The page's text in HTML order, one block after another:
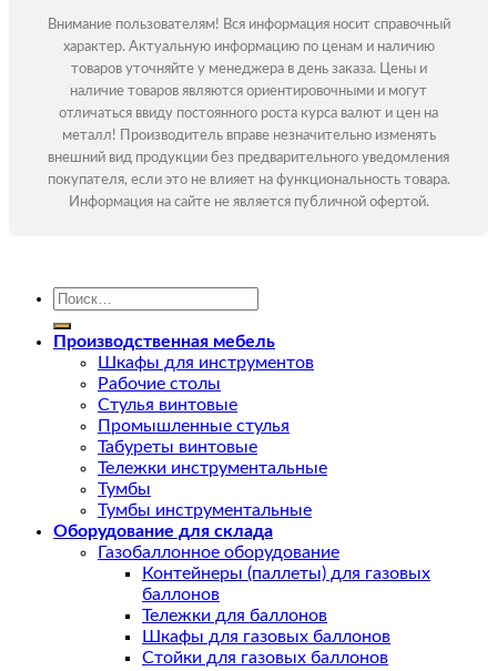
Внимание пользователям! Вся информация носит справочный
характер. Актуальную информацию по ценам и наличию
товаров уточняйте у менеджера в день заказа. Цены и
наличие товаров являются ориентировочными и могут
отличаться ввиду постоянного роста курса валют и цен на
металл! Производитель вправе незначительно изменять
внешний вид продукции без предварительного уведомления
покупателя, если это не влияет на функциональность товара.
Информация на сайте не является публичной офертой.
Искать:
Производственная мебель
Шкафы для инструментов
Рабочие столы
Стулья винтовые
Промышленные стулья
Табуреты винтовые
Тележки инструментальные
Тумбы
Тумбы инструментальные
Оборудование для склада
Газобаллонное оборудование
Контейнеры (паллеты) для газовых
баллонов
Тележки для баллонов
Шкафы для газовых баллонов
Стойки для газовых баллонов